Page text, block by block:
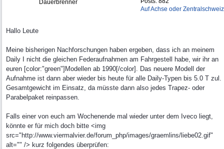
Auf Achse oder Zentralschweiz
Dauerbrenner
Hallo Leute
Meine bisherigen Nachforschungen haben ergeben, dass ich an meinem
Daily I nicht die gleichen Federaufnahmen am Fahrgestell habe, wir ihr an
euren [color:"green"]Modellen ab 1990[/color]. Das neuere Modell der
Aufnahme ist dann aber wieder bis heute für alle Daily-Typen bis 5.0 T zul.
Gesamtgewicht im Einsatz, da müsste dann also jedes Trapez- oder
Parabelpaket reinpassen.
Falls einer von euch am Wochenende mal wieder unter dem Iveco liegt,
könnte er für mich doch bitte <img
src="http://www.viermalvier.de/forum_php/images/graemlins/liebe02.gif"
alt="" /> kurz folgendes überprüfen: